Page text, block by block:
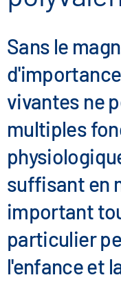
Sans le
vivantes ne
multiples
suffisant en
important
particulier
l'enfance et